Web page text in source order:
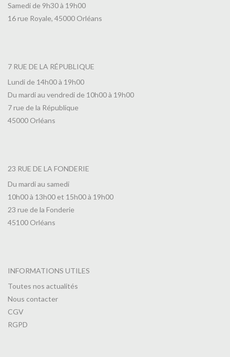
Samedi de 9h30 à 19h00
16 rue Royale, 45000 Orléans
7 RUE DE LA RÉPUBLIQUE
Lundi de 14h00 à 19h00
Du mardi au vendredi de 10h00 à 19h00
7 rue de la République
45000 Orléans
23 RUE DE LA FONDERIE
Du mardi au samedi
10h00 à 13h00 et 15h00 à 19h00
23 rue de la Fonderie
45100 Orléans
INFORMATIONS UTILES
Toutes nos actualités
Nous contacter
CGV
RGPD